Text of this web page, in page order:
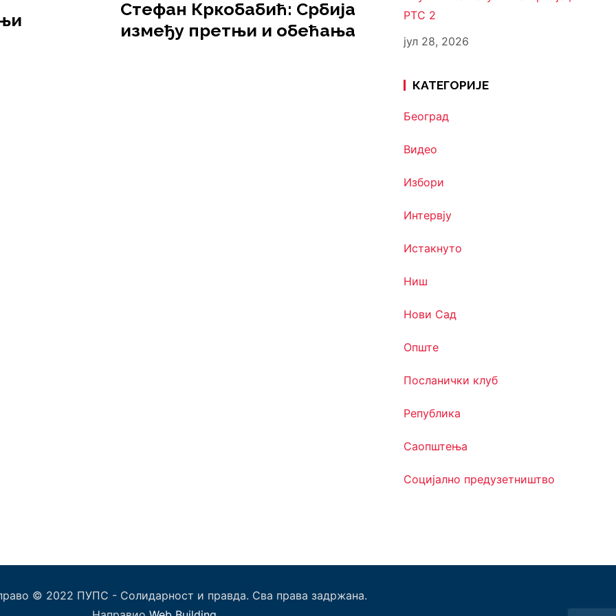
Стефан Кркобабић: Србија
између претњи и обећања
РТС 2
јул 28, 2026
КАТЕГОРИЈЕ
Београд
Видео
Избори
Интервју
Истакнуто
Ниш
Нови Сад
Опште
Посланички клуб
Република
Саопштења
Социјално предузетништво
© 2022 ПУПС - Солидарност и правда. Сва права задржана.